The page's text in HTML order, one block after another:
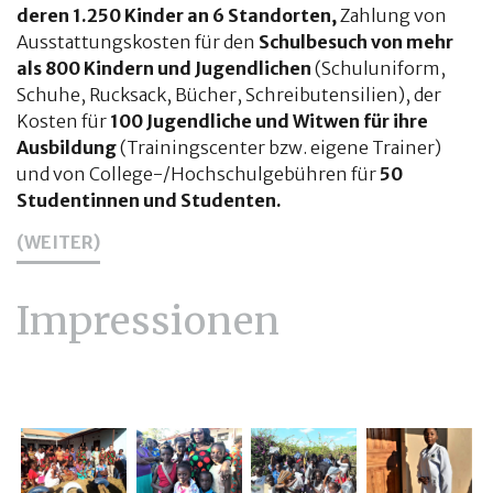
deren 1.250 Kinder an 6 Standorten, Zahlung von
Ausstattungskosten für den Schulbesuch von mehr
als 800 Kindern und Jugendlichen (Schuluniform,
Schuhe, Rucksack, Bücher, Schreibutensilien), der
Kosten für 100 Jugendliche und Witwen für ihre
Ausbildung(Trainingscenter bzw. eigene Trainer)
und von College-/Hochschulgebühren für 50
Studentinnen und Studenten.
(WEITER)
Impressionen